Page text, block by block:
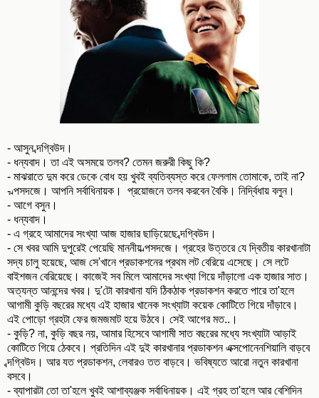
- আসুন ব্দগ্বিউদ।
- ধন্যবাদ। তা এই অসময়ে তলব? তেমন জরুরী কিছু কি?
- মাঝরাতে দুম করে ডেকে বোধ হয় খুবই ব্যতিব্যস্ত করে ফেললাম তোমাকে, তাই না?
- ল্পসদজে। আপনি সর্বাধিনায়ক। প্রয়োজনে তলব করবেন বৈকি। নির্দ্বিধায় বলুন।
- আগে বসুন।
- ধন্যবাদ।
- এ গ্রহে আমাদের সংখ্যা আজ হাজার ছাড়িয়েছে ব্দগ্বিউদ।
- সে খবর আমি দুপুরেই পেয়েছি মাননীয় ল্পসদজে। গ্রহের উত্তরে যে দ্বিতীয় কারখানাটা
সদ্য চালু হয়েছে, আজ সে'খানে প্রডাকশনের প্রথম লট বেরিয়ে এসেছে। সে লটে
বাইশজন বেরিয়েছে। কাজেই সব মিলে আমাদের সংখ্যা গিয়ে দাঁড়ালো এক হাজার সাত।
অত্যন্ত আনন্দের খবর। দু'টো কারখানা যদি ঠিকঠাক প্রডাকশন করতে পারে তা'হলে
আগামী কুড়ি বছরের মধ্যে এই হাজার খানেক সংখ্যাটা কয়েক কোটিতে গিয়ে দাঁড়াবে।
এই পোড়ো গ্রহটা ফের জমজমাট হয়ে উঠবে। সেই আগের মত..।
- কুড়ি? না, কুড়ি বছর নয়, আমার হিসেবে আগামী সাত বছরের মধ্যে সংখ্যাটা আড়াই
কোটিতে গিয়ে ঠেকবে। প্রতিদিন এই দুই কারখানার প্রডাকশন এক্সপোনেনশিয়ালি বাড়বে
ব্দগ্বিউদ। আর যত প্রডাকশন, লেবারও তত বাড়বে। ভবিষ্যতে আরো নতুন কারখানা
বসবে।
- ব্যাপারটা তো তা'হলে খুবই আশাব্যঞ্জক সর্বাধিনায়ক। এই গ্রহ তা'হলে আর বেশিদিন